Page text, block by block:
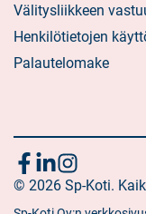
Välitysliikkeen
Henkilötietojen
Palautelomake
Seuraa
meitä
Sosiaalinen
media:
facebook
Sosiaalinen
media:
linkedin
Sosiaalinen
media:
instagram
© 2026 Sp-Koti.